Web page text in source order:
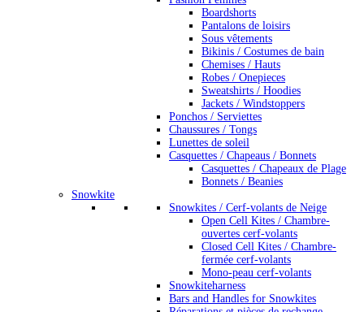
Boardshorts
Pantalons de loisirs
Sous vêtements
Bikinis / Costumes de bain
Chemises / Hauts
Robes / Onepieces
Sweatshirts / Hoodies
Jackets / Windstoppers
Ponchos / Serviettes
Chaussures / Tongs
Lunettes de soleil
Casquettes / Chapeaus / Bonnets
Casquettes / Chapeaux de Plage
Bonnets / Beanies
Snowkite
Snowkites / Cerf-volants de Neige
Open Cell Kites / Chambre-
ouvertes cerf-volants
Closed Cell Kites / Chambre-
fermée cerf-volants
Mono-peau cerf-volants
Snowkiteharness
Bars and Handles for Snowkites